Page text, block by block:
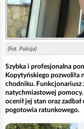
(Fot. Policja)
Szybka i profesjonalna
Kopytyńskiego pozwoliła
chodniku. Funkcjonariusz
natychmiastowej
ocenił jej stan oraz
pogotowia ratunkowego.